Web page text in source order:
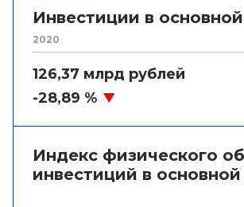
Инвестиции в
2020
126,37 млрд рублей
-28,89 %
Индекс физического
инвестиций в